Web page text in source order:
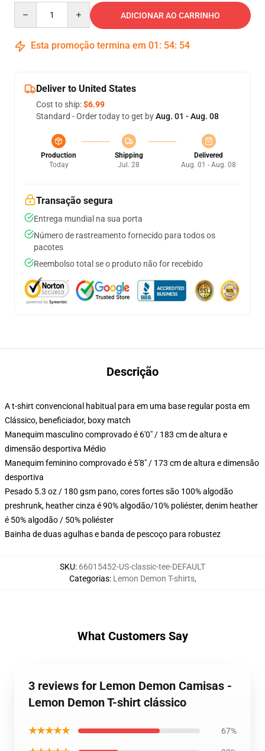
ADICIONAR AO CARRINHO
Esta promoção termina em 01 : 54: 54
Deliver to United States
Cost to ship:$6.99
Standard - Order today to get byAug. 01 - Aug. 08
Production
Today
Shipping
Jul. 28
Delivered
Aug. 01 - Aug. 08
Transação segura
Entrega mundial na sua porta
Número de rastreamento fornecido para todos os
pacotes
Reembolso total se o produto não for recebido
Descrição
A t-shirt convencional habitual para em uma base regular posta em
Clássico, beneficiador, boxy match
Manequim masculino comprovado é 6'0" / 183 cm de altura e
dimensão desportiva Médio
Manequim feminino comprovado é 5'8" / 173 cm de altura e dimensão
desportiva
Pesado 5.3 oz / 180 gsm pano, cores fortes são 100% algodão
preshrunk, heather cinza é 90% algodão/10% poliéster, denim heather
é 50% algodão / 50% poliéster
Bainha de duas agulhas e banda de pescoço para robustez
SKU: 66015452-US-classic-tee-DEFAULT
Categorias: Lemon Demon T-shirts,
What Customers Say
3 reviews for Lemon Demon Camisas -
Lemon Demon T-shirt clássico
★★★★★ 67%